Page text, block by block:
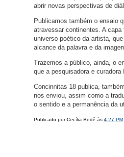
abrir novas perspectivas de
Publicamos também o ensaio
atravessar continentes. A
universo poético da artista,
alcance da palavra e da
Trazemos a público, ainda, o
que a pesquisadora e
Concinnitas 18 publica,
nos enviou, assim como a
o sentido e a permanência da
Publicado por Cecília Bedê às 4:27 PM